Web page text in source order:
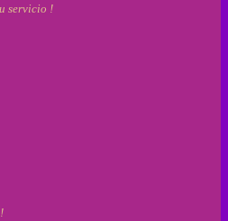
servicio !